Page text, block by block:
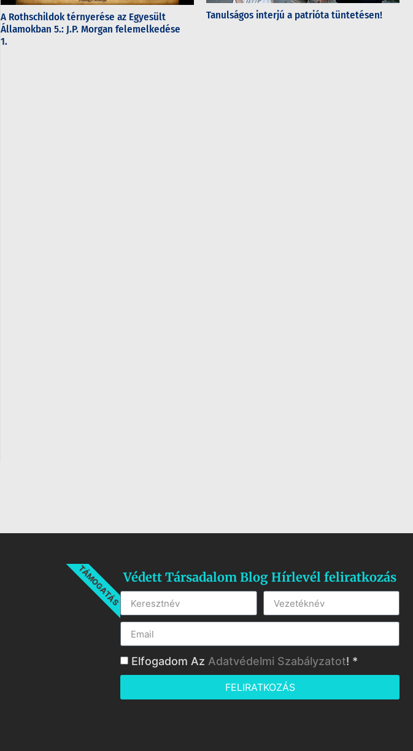
A Rothschildok térnyerése az Egyesült
Államokban 5.: J.P. Morgan felemelkedése
1.
Tanulságos interjú a patrióta tüntetésen!
TÁMOGATÁSVédett Társadalom Blog Hírlevél feliratkozás
Elfogadom Az Adatvédelmi Szabályzatot! *
FELIRATKOZÁS